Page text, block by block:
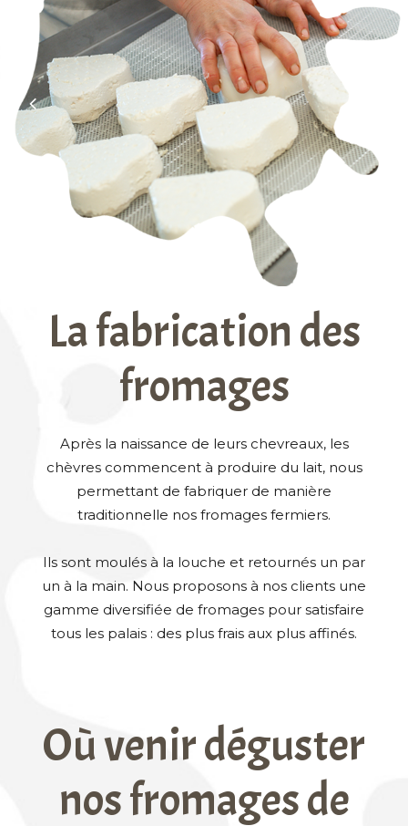
La fabrication des
fromages
Après la naissance de leurs chevreaux, les
chèvres commencent à produire du lait, nous
permettant de fabriquer de manière
traditionnelle nos fromages fermiers.
Ils sont moulés à la louche et retournés un par
un à la main. Nous proposons à nos clients une
gamme diversifiée de fromages pour satisfaire
tous les palais : des plus frais aux plus affinés.
Où venir déguster
nos fromages de